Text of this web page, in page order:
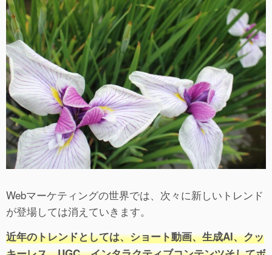
Webマーケティングの世界では、次々に新しいトレンド
が登場しては消えていきます。
近年のトレンドとしては、ショート動画、生成AI、クッ